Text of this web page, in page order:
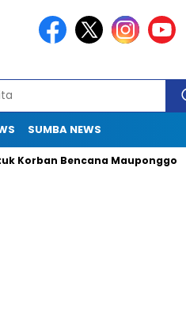
SUMBA NEWS
Bencana Mauponggo